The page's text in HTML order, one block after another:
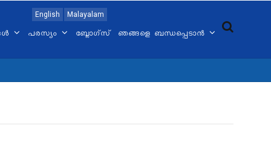
English Malayalam
പരസ്യം ബ്ലോഗ്സ് ഞങ്ങളെ ബന്ധപ്പെടാൻ